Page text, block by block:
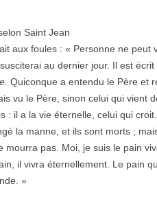
Saint Jean
aux foules : « Personne ne peut
au dernier jour. Il est
Quiconque a entendu le Père et
vu le Père, sinon celui qui vient
: il a la vie éternelle, celui qui
la manne, et ils sont morts ;
mourra pas. Moi, je suis le pain
il vivra éternellement. Le pain
»